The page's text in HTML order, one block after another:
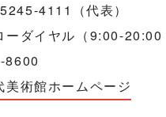
4111（代表）
ーダイヤル（9:00-20:00
8600
美術館ホームページ